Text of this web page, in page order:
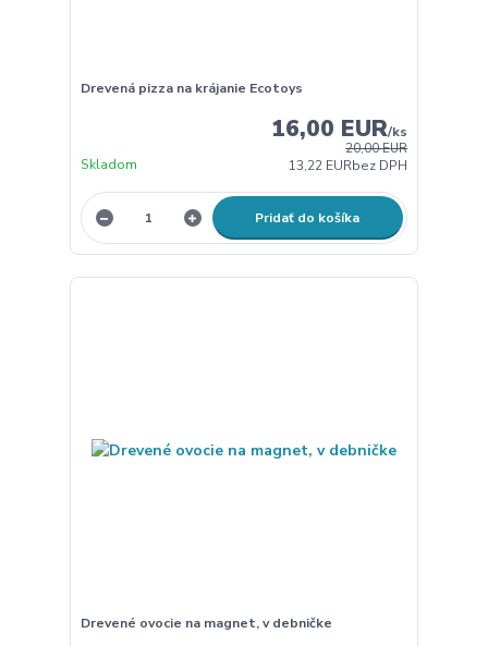
Drevená pizza na krájanie Ecotoys
20,00 EUR
16,00 EUR/ks
13,22 EURbez DPH
Skladom
Pridať do košíka
Drevené ovocie na magnet, v debničke